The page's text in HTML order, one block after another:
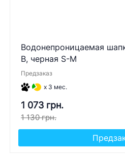
Водонепроницаемая
B, черная S-M
Предзаказ
x 3 мес.
1 073 грн.
1 130 грн.